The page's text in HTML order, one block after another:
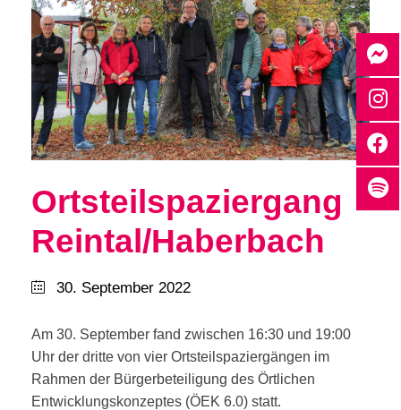
Ortsteilspaziergang
Reintal/Haberbach
30. September 2022
Am 30. September fand zwischen 16:30 und 19:00
Uhr der dritte von vier Ortsteilspaziergängen im
Rahmen der Bürgerbeteiligung des Örtlichen
Entwicklungskonzeptes (ÖEK 6.0) statt.